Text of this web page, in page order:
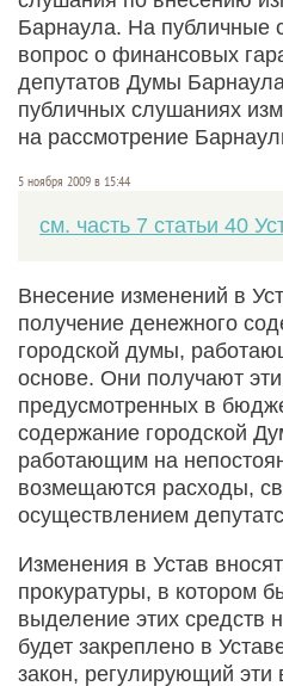
Барнаула. На публичные
вопрос о финансовых
депутатов Думы
публичных слушаниях
на рассмотрение
5 ноября 2009 в 15:44
см. часть 7 статьи 40
Внесение изменений в
получение денежного
городской думы,
основе. Они получают эти
предусмотренных в
содержание городской
работающим на
возмещаются расходы,
осуществлением
Изменения в Устав
прокуратуры, в котором
выделение этих средств
будет закреплено в
закон, регулирующий эти